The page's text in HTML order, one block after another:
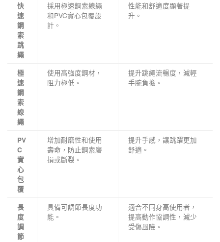
快
速
鋼
索
跳
繩
採用極速鋼索線繩
和PVC實心包覆設
計。
性能和舒適度顯著提
升。
極
速
鋼
索
線
繩
使用高強度鋼材，
阻力極低。
提升跳繩流暢度，減輕
手腕負擔。
PV
C
實
心
包
覆
增加耐磨性和使用
壽命，防止鋼索磨
損或斷裂。
提升手感，讓跳躍更加
舒適。
長
度
調
節
具備可調節長度功
能。
適合不同身高使用者，
提高動作協調性，減少
受傷風險。